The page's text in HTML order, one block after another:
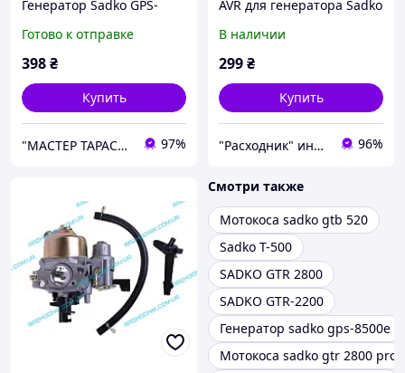
Генератор Sadko GPS-
Готово к отправке
398₴
Купить
"МАСТЕР ТАРАС" интернет магазин запчастей и комплеткующих 97%
AVR для генератора Sadko
В наличии
299₴
Купить
"Расходник" интернет магазин запчастей 96%
Смотри также
Мотокоса sadko gtb 520
Sadko T-500
SADKO GTR 2800
SADKO GTR-2200
Генератор sadko gps-8500e
Мотокоса sadko gtr 2800 pro